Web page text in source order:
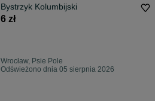
Bystrzyk Kolumbijski
6 zł
Wrocław, Psie Pole
Odświeżono dnia 05 sierpnia 2026